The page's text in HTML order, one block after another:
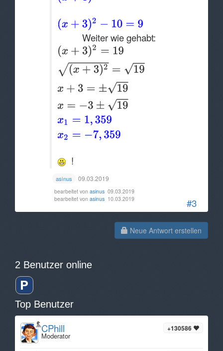
#3
Weiter wie gehabt:
!
asinus 09.03.2019
bearbeitet von asinus 09.03.2019
bearbeitet von asinus 10.03.2019
Neue Antwort erstellen
2 Benutzer online
Top Benutzer
+130586
CPhill
Moderator